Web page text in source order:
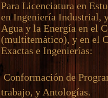
Para Licenciatura en
en Ingeniería Industrial,
Agua y la Energía en el
(multitemático), y en el
Exactas e Ingenierías:
 Conformación de
trabajo, y Antologías.